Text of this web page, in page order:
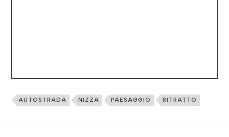
AUTOSTRADA NIZZA PAESAGGIO RITRATTO